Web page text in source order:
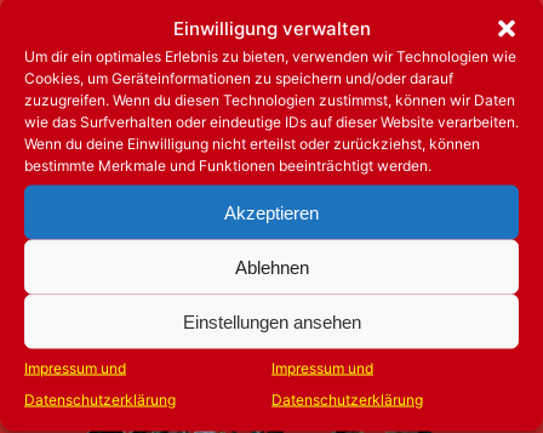
Einwilligung verwalten
Um dir ein optimales Erlebnis zu bieten, verwenden wir Technologien wie
Cookies, um Geräteinformationen zu speichern und/oder darauf
zuzugreifen. Wenn du diesen Technologien zustimmst, können wir Daten
wie das Surfverhalten oder eindeutige IDs auf dieser Website verarbeiten.
Wenn du deine Einwilligung nicht erteilst oder zurückziehst, können
bestimmte Merkmale und Funktionen beeinträchtigt werden.
Akzeptieren
Ablehnen
Einstellungen ansehen
Impressum und
Datenschutzerklärung
Impressum und
Datenschutzerklärung
🎉Finale
Großes Finale mit allen Aktiven
(Alle Mitwirkenden auf der Bühne)
Trommlercorps der Bohnegard & Gardisten
aller mombacher Garden sowie der
Mainzer Ranzengarde
Jörg Dietrich